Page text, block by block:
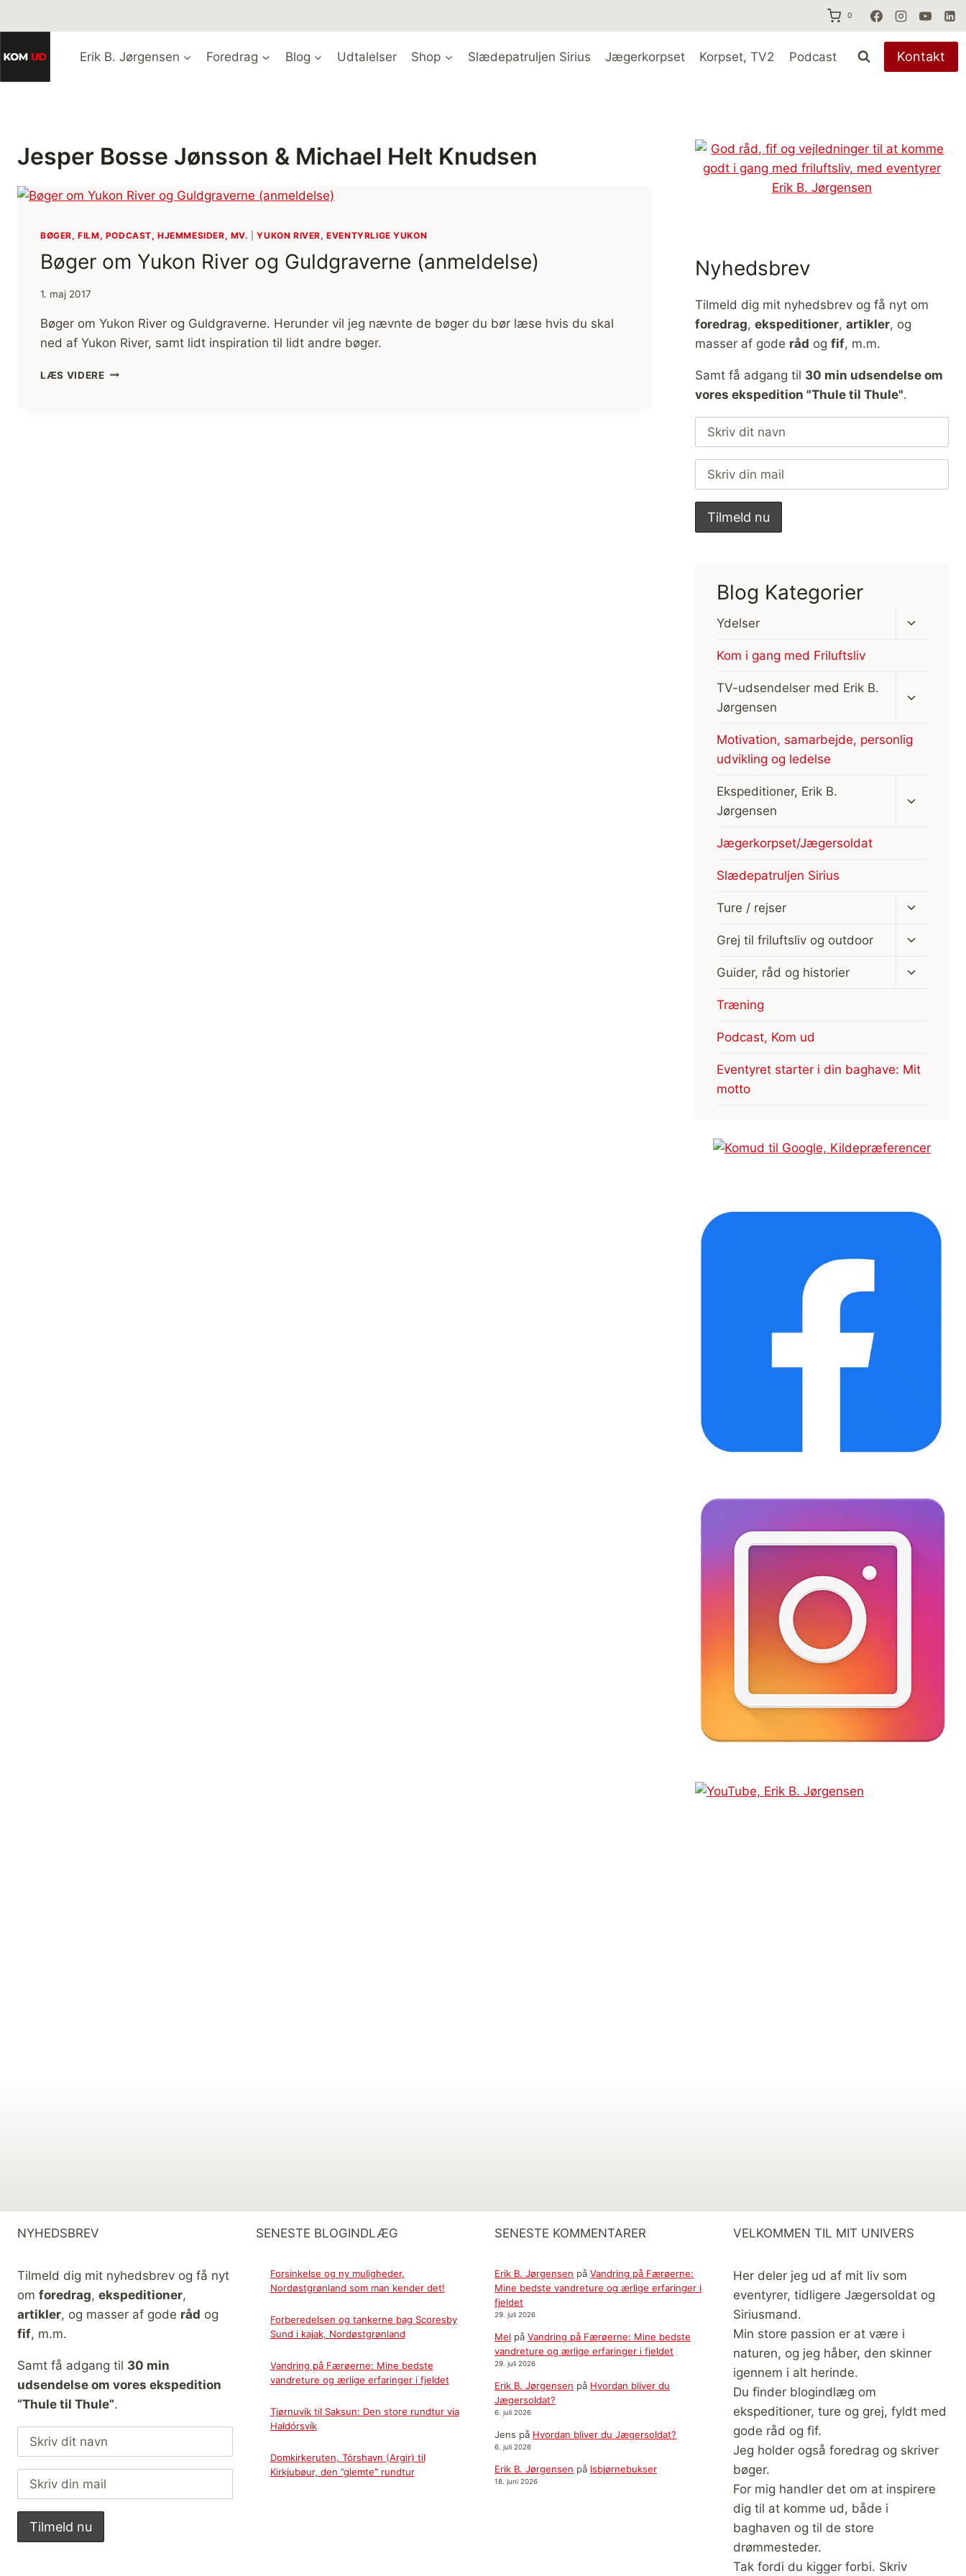
til
0
Erik B. Jørgensen Foredrag Blog Udtalelser Shop Slædepatruljen Sirius Jægerkorpset Korpset, TV2 Podcast Kontakt
Jesper Bosse Jønsson & Michael Helt Knudsen
BØGER, FILM, PODCAST, HJEMMESIDER, MV. |YUKON RIVER, EVENTYRLIGE YUKON
Bøger om Yukon River og Guldgraverne (anmeldelse)
1. maj 2017
Bøger om Yukon River og Guldgraverne. Herunder vil jeg nævnte de bøger du bør læse hvis du skal
ned af Yukon River, samt lidt inspiration til lidt andre bøger.
LÆS VIDEREBØGER
Nyhedsbrev
Tilmeld dig mit nyhedsbrev og få nyt om
foredrag, ekspeditioner, artikler, og
masser af gode råd og fif, m.m.
Samt få adgang til 30 min udsendelse om
vores ekspedition "Thule til Thule".
Blog Kategorier
Ydelser
Skift
Kom i gang med Friluftsliv
TV-udsendelser med Erik B.
Jørgensen
Motivation, samarbejde, personlig
udvikling og ledelse
Ekspeditioner, Erik B.
Jørgensen
Jægerkorpset/Jægersoldat
Slædepatruljen Sirius
Ture / rejser
Skift
Grej til friluftsliv og outdoor
Skift
Guider, råd og historier
Skift
Træning
Podcast, Kom ud
Eventyret starter i din baghave: Mit
motto
NYHEDSBREV
Tilmeld dig mit nyhedsbrev og få nyt
om foredrag, ekspeditioner,
artikler, og masser af gode råd og
fif, m.m.
Samt få adgang til 30 min
udsendelse om vores ekspedition
“Thule til Thule”.
SENESTE BLOGINDLÆG
Forsinkelse og ny muligheder,
Nordøstgrønland som man kender det!
Forberedelsen og tankerne bag Scoresby
Sund i kajak, Nordøstgrønland
Vandring på Færøerne: Mine bedste
vandreture og ærlige erfaringer i fjeldet
Tjørnuvík til Saksun: Den store rundtur via
Haldórsvík
Domkirkeruten, Tórshavn (Argir) til
Kirkjubøur, den ”glemte” rundtur
SENESTE KOMMENTARER
Erik B. Jørgensen på Vandring på Færøerne:
Mine bedste vandreture og ærlige erfaringer i
fjeldet
29. juli 2026
Mel på Vandring på Færøerne: Mine bedste
vandreture og ærlige erfaringer i fjeldet
29. juli 2026
Erik B. Jørgensen på Hvordan bliver du
Jægersoldat?
6. juli 2026
Jens på Hvordan bliver du Jægersoldat?
6. juli 2026
Erik B. Jørgensen på Isbjørnebukser
18. juni 2026
VELKOMMEN TIL MIT UNIVERS
Her deler jeg ud af mit liv som
eventyrer, tidligere Jægersoldat og
Siriusmand.
Min store passion er at være i
naturen, og jeg håber, den skinner
igennem i alt herinde.
Du finder blogindlæg om
ekspeditioner, ture og grej, fyldt med
gode råd og fif.
Jeg holder også foredrag og skriver
bøger.
For mig handler det om at inspirere
dig til at komme ud, både i
baghaven og til de store
drømmesteder.
Tak fordi du kigger forbi. Skriv